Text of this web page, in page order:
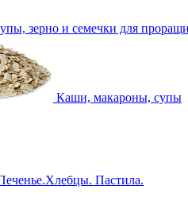
зерно и семечки для
Каши, макароны, супы
Пастила.